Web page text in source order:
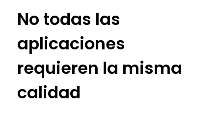
No todas las
aplicaciones
requieren la misma
calidad